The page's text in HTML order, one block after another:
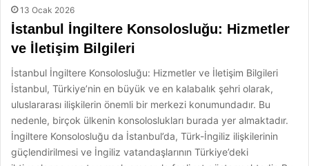
13 Ocak 2026
İstanbul İngiltere Konsolosluğu: Hizmetler
ve İletişim Bilgileri
İstanbul İngiltere Konsolosluğu: Hizmetler ve İletişim Bilgileri
İstanbul, Türkiye’nin en büyük ve en kalabalık şehri olarak,
uluslararası ilişkilerin önemli bir merkezi konumundadır. Bu
nedenle, birçok ülkenin konsoloslukları burada yer almaktadır.
İngiltere Konsolosluğu da İstanbul’da, Türk-İngiliz ilişkilerinin
güçlendirilmesi ve İngiliz vatandaşlarının Türkiye’deki